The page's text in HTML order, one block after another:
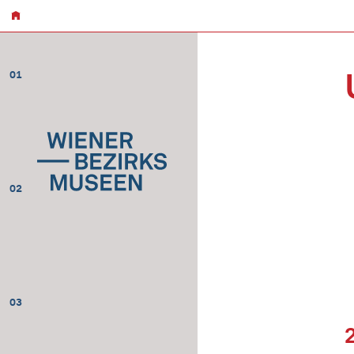
01
02
03